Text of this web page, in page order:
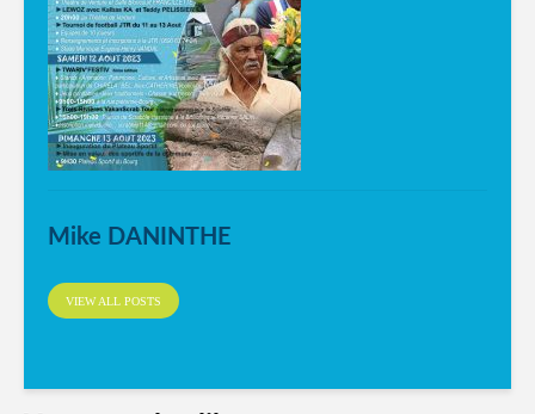
Mike DANINTHE
VIEW ALL POSTS